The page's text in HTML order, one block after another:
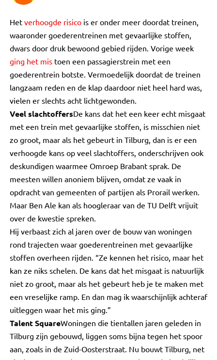
Het verhoogde risico is er onder meer doordat treinen,
waaronder goederentreinen met gevaarlijke stoffen,
dwars door druk bewoond gebied rijden. Vorige week
ging het mis toen een passagierstrein met een
goederentrein botste. Vermoedelijk doordat de treinen
langzaam reden en de klap daardoor niet heel hard was,
vielen er slechts acht lichtgewonden.
Veel slachtoffersDe kans dat het een keer echt misgaat
met een trein met gevaarlijke stoffen, is misschien niet
zo groot, maar als het gebeurt in Tilburg, dan is er een
verhoogde kans op veel slachtoffers, onderschrijven ook
deskundigen waarmee Omroep Brabant sprak. De
meesten willen anoniem blijven, omdat ze vaak in
opdracht van gemeenten of partijen als Prorail werken.
Maar Ben Ale kan als hoogleraar van de TU Delft vrijuit
over de kwestie spreken.
Hij verbaast zich al jaren over de bouw van woningen
rond trajecten waar goederentreinen met gevaarlijke
stoffen overheen rijden. “Ze kennen het risico, maar het
kan ze niks schelen. De kans dat het misgaat is natuurlijk
niet zo groot, maar als het gebeurt heb je te maken met
een vreselijke ramp. En dan mag ik waarschijnlijk achteraf
uitleggen waar het mis ging.”
Talent SquareWoningen die tientallen jaren geleden in
Tilburg zijn gebouwd, liggen soms bijna tegen het spoor
aan, zoals in de Zuid-Oosterstraat. Nu bouwt Tilburg, net